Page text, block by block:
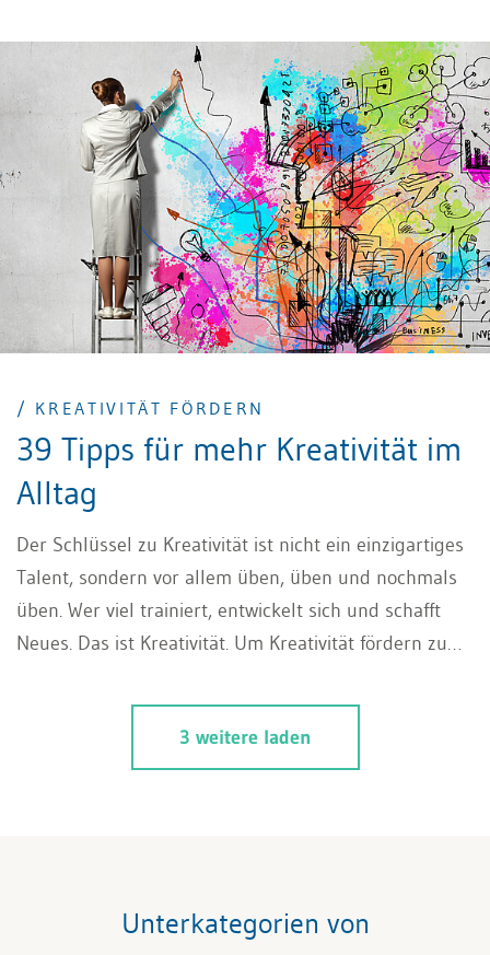
/ KREATIVITÄT FÖRDERN
39 Tipps für mehr Kreativität im
Alltag
Der Schlüssel zu Kreativität ist nicht ein einzigartiges
Talent, sondern vor allem üben, üben und nochmals
üben. Wer viel trainiert, entwickelt sich und schafft
Neues. Das ist Kreativität. Um Kreativität fördern zu
Dranbleiben. Niemand fängt als Genie an. Die Muse
wird nur durch Beharrlichkeit erweckt.
3 weitere laden
Unterkategorien von